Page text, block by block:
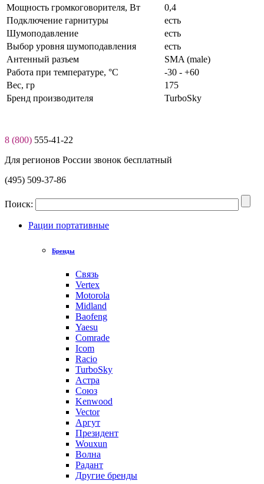
Мощность громкоговорителя, Вт
0,4
Подключение гарнитуры
есть
Шумоподавление
есть
Выбор уровня шумоподавления
есть
Антенный разъем
SMA (male)
Работа при температуре, °C
-30 - +60
Вес, гр
175
Бренд производителя
TurboSky
8 (800) 555-41-22
Для регионов России звонок бесплатный
(495) 509-37-86
Поиск:
Рации портативные
Бренды
Связь
Vertex
Motorola
Midland
Baofeng
Yaesu
Comrade
Icom
Racio
TurboSky
Астра
Союз
Kenwood
Vector
Аргут
Президент
Wouxun
Волна
Радант
Другие бренды